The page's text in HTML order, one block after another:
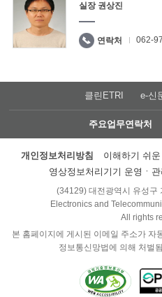
실장 권상진
연락처 062-
클린ETRI e-신
주요업무연락처
개인정보처리방침 이해하기 쉬
영상정보처리기기 운영ㆍ관
(34129) 대전광역시 유성구
Electronics and
All rights
본 홈페이지에 게시된 이메일 주소가 자
정보통신망법에 의해 처벌